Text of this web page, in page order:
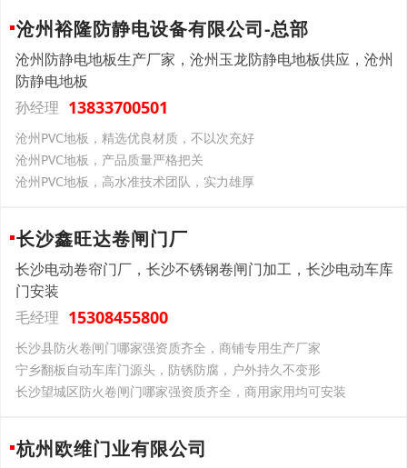
沧州裕隆防静电设备有限公司-总部
沧州防静电地板生产厂家，沧州玉龙防静电地板供应，沧州
防静电地板
孙经理 13833700501
沧州PVC地板，精选优良材质，不以次充好
沧州PVC地板，产品质量严格把关
沧州PVC地板，高水准技术团队，实力雄厚
长沙鑫旺达卷闸门厂
长沙电动卷帘门厂，长沙不锈钢卷闸门加工，长沙电动车库
门安装
毛经理 15308455800
长沙县防火卷闸门哪家强资质齐全，商铺专用生产厂家
宁乡翻板自动车库门源头，防锈防腐，户外持久不变形
长沙望城区防火卷闸门哪家强资质齐全，商用家用均可安装
杭州欧维门业有限公司